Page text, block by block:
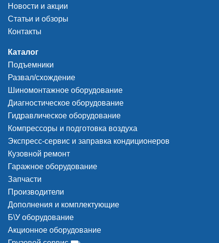
Новости и акции
Статьи и обзоры
Контакты
Каталог
Подъемники
Развал/схождение
Шиномонтажное оборудование
Диагностическое оборудование
Гидравлическое оборудование
Компрессоры и подготовка воздуха
Экспресс-сервис и заправка кондиционеров
Кузовной ремонт
Гаражное оборудование
Запчасти
Производители
Дополнения и комплектующие
Б\У оборудование
Акционное оборудование